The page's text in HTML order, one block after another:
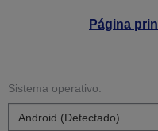
Página
Sistema operativo: